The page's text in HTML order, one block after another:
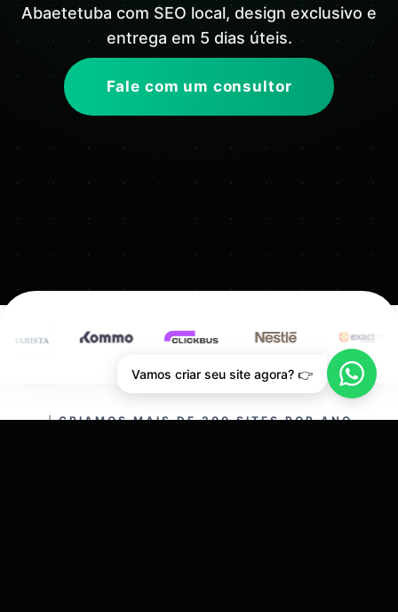
Abaetetuba com SEO local, design exclusivo e
entrega em 5 dias úteis.
Fale com um consultor
CRIAMOS MAIS DE 200 SITES POR ANO.
Vamos criar seu site agora? 👉